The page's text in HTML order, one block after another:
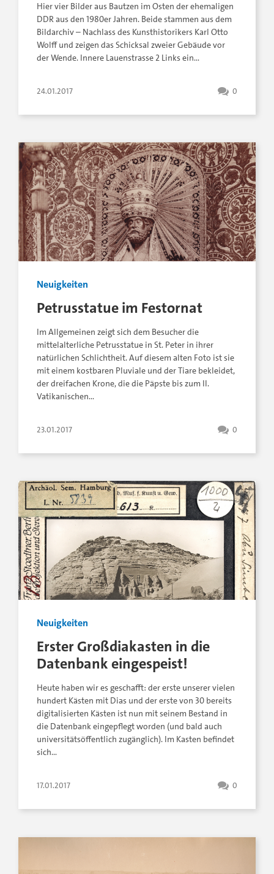
Hier vier Bilder aus Bautzen im Osten der ehemaligen
DDR aus den 1980er Jahren. Beide stammen aus dem
Bildarchiv – Nachlass des Kunsthistorikers Karl Otto
Wolff und zeigen das Schicksal zweier Gebäude vor
der Wende. Innere Lauenstrasse 2 Links ein…
24.01.2017 0
Neuigkeiten
Petrusstatue im Festornat
Im Allgemeinen zeigt sich dem Besucher die
mittelalterliche Petrusstatue in St. Peter in ihrer
natürlichen Schlichtheit. Auf diesem alten Foto ist sie
mit einem kostbaren Pluviale und der Tiare bekleidet,
der dreifachen Krone, die die Päpste bis zum II.
Vatikanischen…
23.01.2017 0
Neuigkeiten
Erster Großdiakasten in die
Datenbank eingespeist!
Heute haben wir es geschafft: der erste unserer vielen
hundert Kästen mit Dias und der erste von 30 bereits
digitalisierten Kästen ist nun mit seinem Bestand in
die Datenbank eingepflegt worden (und bald auch
universitätsöffentlich zugänglich). Im Kasten befindet
sich…
17.01.2017 0